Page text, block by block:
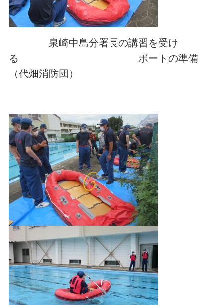
泉崎中島分署長の講習を受け
る ボートの準備
（代畑消防団）